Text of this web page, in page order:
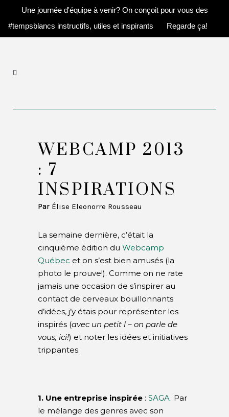
Une journée d'équipe à venir? On conçoit pour vous des
#tempsblancs instructifs, utiles et inspirants
Regarde ça!
WEBCAMP 2013
: 7
INSPIRATIONS
Par Élise Eleonorre Rousseau
La semaine dernière, c’était la
cinquième édition du Webcamp
Québec et on s’est bien amusés (la
photo le prouve!). Comme on ne rate
jamais une occasion de s’inspirer au
contact de cerveaux bouillonnants
d’idées, j’y étais pour représenter les
inspirés (avec un petit l – on parle de
vous, ici!) et noter les idées et initiatives
trippantes.
1. Une entreprise inspirée : SAGA. Par
le mélange des genres avec son